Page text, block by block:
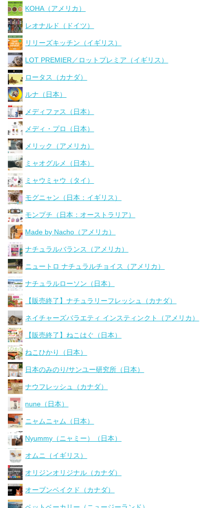
KOHA（アメリカ）
レオナルド（ドイツ）
リリーズキッチン（イギリス）
LOT PREMIER／ロットプレミア（イギリス）
ロータス（カナダ）
ルナ（日本）
メディファス（日本）
メディ・プロ（日本）
メリック（アメリカ）
ミャオグルメ（日本）
ミャウミャウ（タイ）
モグニャン（日本：イギリス）
モンプチ（日本：オーストラリア）
Made by Nacho（アメリカ）
ナチュラルバランス（アメリカ）
ニュートロ ナチュラルチョイス（アメリカ）
ナチュラルローソン（日本）
【販売終了】ナチュラリーフレッシュ（カナダ）
ネイチャーズバラエティ インスティンクト（アメリカ）
【販売終了】ねこはぐ（日本）
ねこひかり（日本）
日本のみのり/サンユー研究所（日本）
ナウフレッシュ（カナダ）
nune（日本）
ニャムニャム（日本）
Nyummy（ニャミー）（日本）
オムニ（イギリス）
オリジンオリジナル（カナダ）
オーブンベイクド（カナダ）